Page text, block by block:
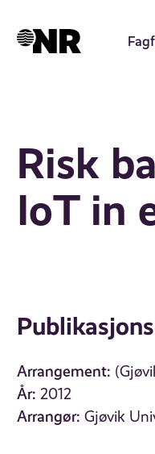
hovedinnhold
Risk
IoT in
Arrangement:
År: 2012
Arrangør: Gjøvik